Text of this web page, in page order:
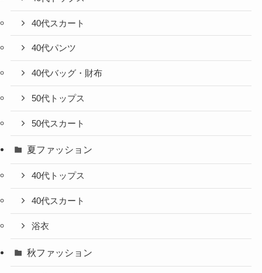
40代スカート
40代パンツ
40代バッグ・財布
50代トップス
50代スカート
夏ファッション
40代トップス
40代スカート
浴衣
秋ファッション